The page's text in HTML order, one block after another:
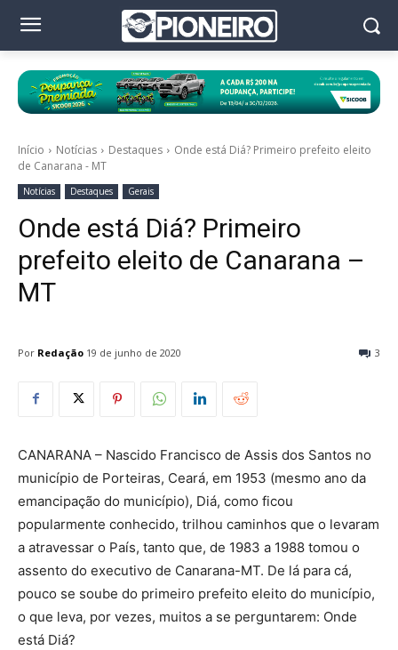
Início Notícias Destaques
Onde está Diá? Primeiro prefeito eleito
de Canarana - MT
Notícias Destaques Gerais
Onde está Diá? Primeiro
prefeito eleito de Canarana –
MT
Por Redação 3
19 de junho de 2020
CANARANA – Nascido Francisco de Assis dos Santos no
município de Porteiras, Ceará, em 1953 (mesmo ano da
emancipação do município), Diá, como ficou
popularmente conhecido, trilhou caminhos que o levaram
a atravessar o País, tanto que, de 1983 a 1988 tomou o
assento do executivo de Canarana-MT. De lá para cá,
pouco se soube do primeiro prefeito eleito do município,
o que leva, por vezes, muitos a se perguntarem: Onde
está Diá?